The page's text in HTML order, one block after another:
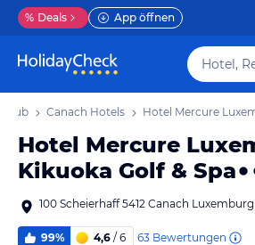
% Deals App öffnen
Canach Hotels Hotel Mercure
Hotel Mercure
Kikuoka Golf & Spa
100 Scheierhaff 5412 Canach Luxemburg
99% 4,6 / 6 63 Bewertungen